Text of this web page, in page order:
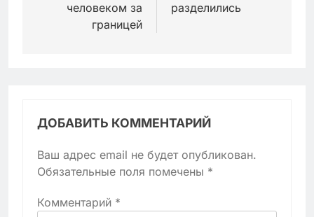
человеком за
границей
разделились
ДОБАВИТЬ КОММЕНТАРИЙ
Ваш адрес email не будет опубликован.
Обязательные поля помечены *
Комментарий *